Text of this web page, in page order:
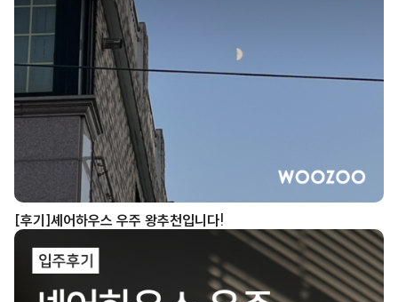
[후기]셰어하우스 우주 왕추천입니다!